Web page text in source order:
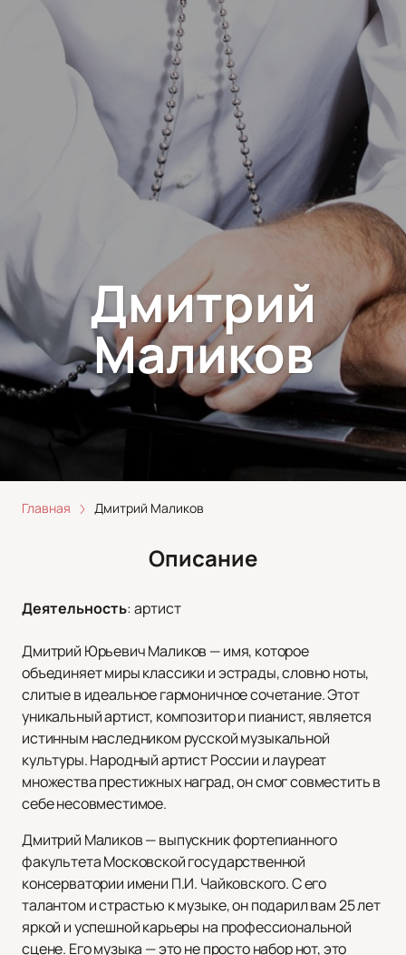
Дмитрий
Маликов
Главная Дмитрий Маликов
Описание
Деятельность:артист
Дмитрий Юрьевич Маликов — имя, которое
объединяет миры классики и эстрады, словно ноты,
слитые в идеальное гармоничное сочетание. Этот
уникальный артист, композитор и пианист, является
истинным наследником русской музыкальной
культуры. Народный артист России и лауреат
множества престижных наград, он смог совместить в
себе несовместимое.
Дмитрий Маликов — выпускник фортепианного
факультета Московской государственной
консерватории имени П.И. Чайковского. С его
талантом и страстью к музыке, он подарил вам 25 лет
яркой и успешной карьеры на профессиональной
сцене. Его музыка — это не просто набор нот, это